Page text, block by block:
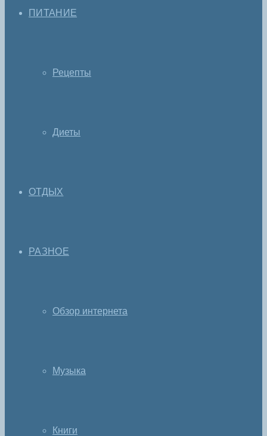
ПИТАНИЕ
Рецепты
Диеты
ОТДЫХ
РАЗНОЕ
Обзор интернета
Музыка
Книги